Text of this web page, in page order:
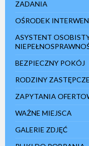
ZADANIA
OŚRODEK
ASYSTENT
BEZPIECZNY POKÓJ
RODZINY ZASTĘPCZE
ZAPYTANIA
WAŻNE MIEJSCA
GALERIE ZDJĘĆ